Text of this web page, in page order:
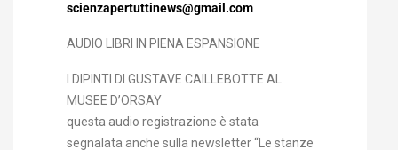
scienzapertuttinews@gmail.com
AUDIO LIBRI IN PIENA ESPANSIONE
I DIPINTI DI GUSTAVE CAILLEBOTTE AL
MUSEE D’ORSAY
questa audio registrazione è stata
segnalata anche sulla newsletter “Le stanze